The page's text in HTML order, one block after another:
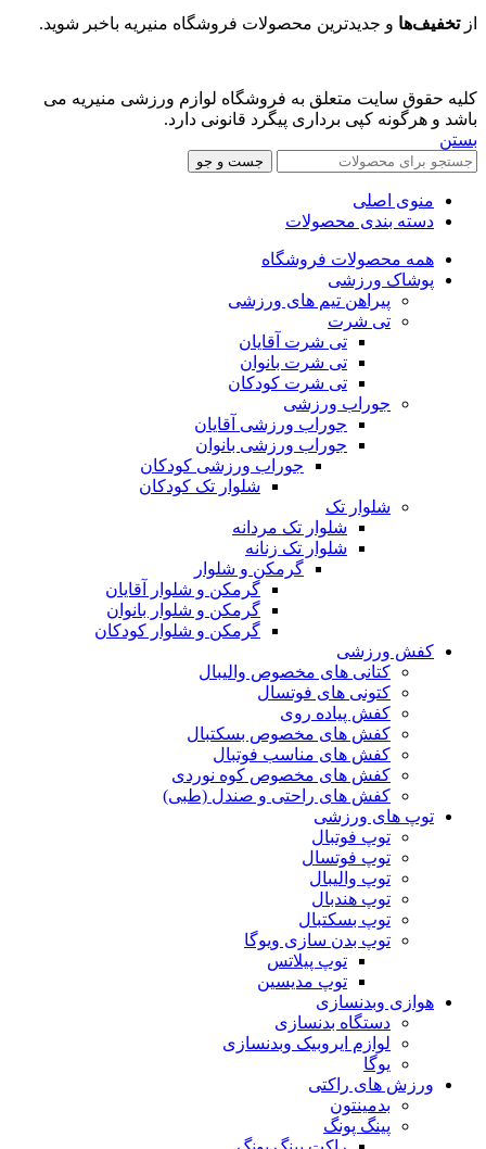
ازتخفیف‌ها و جدیدترین‌ محصولات فروشگاه منیریه باخبر شوید.
کلیه حقوق سایت متعلق به فروشگاه لوازم ورزشی منیریه می
باشد و هرگونه کپی برداری پیگرد قانونی دارد.
بستن
جست و جو
منوی اصلی
دسته بندی محصولات
همه محصولات فروشگاه
پوشاک ورزشی
پیراهن تیم های ورزشی
تی شرت
تی شرت آقایان
تی شرت بانوان
تی شرت کودکان
جوراب ورزشی
جوراب ورزشی آقایان
جوراب ورزشی بانوان
جوراب ورزشی کودکان
شلوار تک کودکان
شلوار تک
شلوار تک مردانه
شلوار تک زنانه
گرمکن و شلوار
گرمکن و شلوار آقایان
گرمکن و شلوار بانوان
گرمکن و شلوار کودکان
کفش ورزشی
کتانی های مخصوص والیبال
کتونی های فوتسال
کفش پیاده روی
کفش های مخصوص بسکتبال
کفش های مناسب فوتبال
کفش های مخصوص کوه نوردی
کفش های راحتی و صندل (طبی)
توپ های ورزشی
توپ فوتبال
توپ فوتسال
توپ والیبال
توپ هندبال
توپ بسکتبال
توپ بدن سازی ویوگا
توپ پیلاتس
توپ مدیسین
هوازی وبدنسازی
دستگاه بدنسازی
لوازم ایروبیک وبدنسازی
یوگا
ورزش های راکتی
بدمینتون
پینگ پونگ